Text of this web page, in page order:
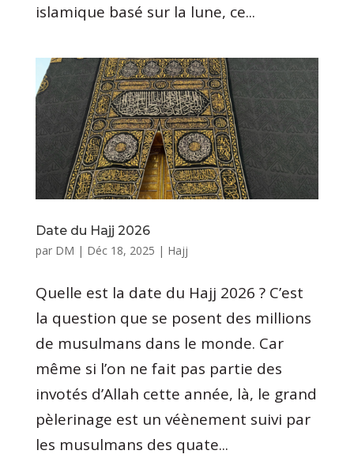
islamique basé sur la lune, ce...
Date du Hajj 2026
par DM | Déc 18, 2025 | Hajj
Quelle est la date du Hajj 2026 ? C’est
la question que se posent des millions
de musulmans dans le monde. Car
même si l’on ne fait pas partie des
invotés d’Allah cette année, là, le grand
pèlerinage est un véènement suivi par
les musulmans des quate...